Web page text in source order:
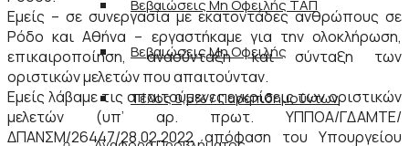
Βεβαιώσεις Μη Οφειλής ΤΑΠ
Βεβαιώσεις Μη Οφειλής
Τέλος 0,5% / Παρεπιδημούντων
Εμείς – σε συνεργασία με εκατοντάδες ανθρώπους σε
Ρόδο και Αθήνα – εργαστήκαμε για την ολοκλήρωση,
επικαιροποίηση, ανασύνταξη και σύνταξη των
οριστικών μελετών που απαιτούνταν.
Εμείς λάβαμε τις απαιτούμενες εγκρίσεις των οριστικών
μελετών (υπ’ αρ. πρωτ. ΥΠΠΟΑ/ΓΔΑΜΤΕ/
ΔΠΑΝΣΜ/26447/28.02.2022 απόφαση του Υπουργείου